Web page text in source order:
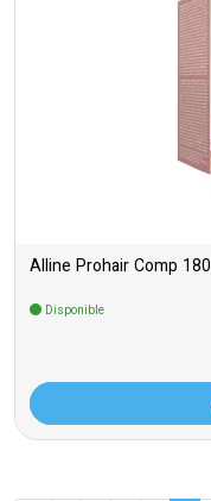
Alline Prohair Comp 180
Disponible